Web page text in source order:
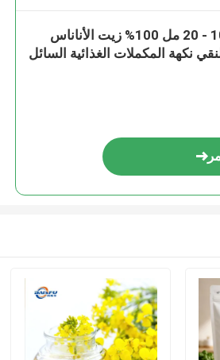
10 - 20 مل 100% زيت الأناناس
نكهة المكملات الغذائية السائل